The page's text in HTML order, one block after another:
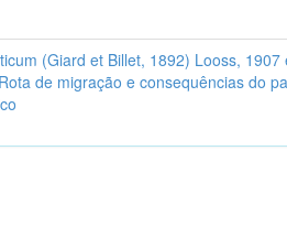
(Giard et Billet, 1892) Looss,
de migração e consequências do